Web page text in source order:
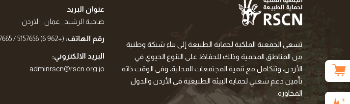
تسعى الجمعية الملكية لحماية الطبيعة إلى بناء شبكة وطنية
من المناطق المحمية وذلك للحفاظ على التنوع الحيوي في
الأردن، وتتكامل مع تنمية المجتمعات المحلية، وفي الوقت ذاته
تأمين دعم شعبي لحماية البيئة الطبيعية في الأردن والدول
المجاورة.
عنوان البريد
ضاحية الرشيد , عمان , الاردن
رقم الهاتف: (+962 6) 5157656 / 5157665
البريد الالكتروني:
adminrscn@rscn.org.jo